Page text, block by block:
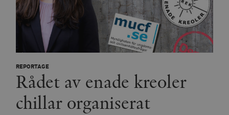
REPORTAGE
Rådet av enade kreoler
chillar organiserat